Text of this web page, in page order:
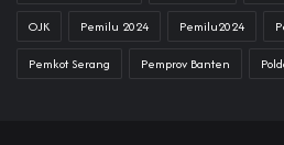
OJK Pemilu 2024 Pemilu2024
Pemkot Serang Pemprov Banten